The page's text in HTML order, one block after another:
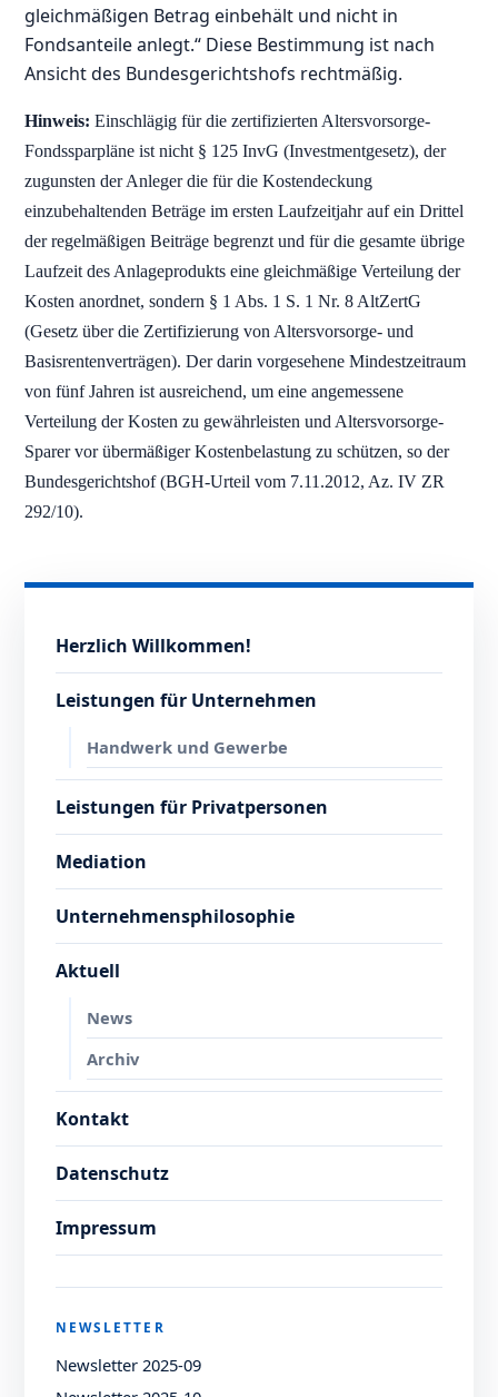
gleichmäßigen Betrag einbehält und nicht in
Fondsanteile anlegt.“ Diese Bestimmung ist nach
Ansicht des Bundesgerichtshofs rechtmäßig.
Hinweis: Einschlägig für die zertifizierten Altersvorsorge-
Fondssparpläne ist nicht § 125 InvG (Investmentgesetz), der
zugunsten der Anleger die für die Kostendeckung
einzubehaltenden Beträge im ersten Laufzeitjahr auf ein Drittel
der regelmäßigen Beiträge begrenzt und für die gesamte übrige
Laufzeit des Anlageprodukts eine gleichmäßige Verteilung der
Kosten anordnet, sondern § 1 Abs. 1 S. 1 Nr. 8 AltZertG
(Gesetz über die Zertifizierung von Altersvorsorge- und
Basisrentenverträgen). Der darin vorgesehene Mindestzeitraum
von fünf Jahren ist ausreichend, um eine angemessene
Verteilung der Kosten zu gewährleisten und Altersvorsorge-
Sparer vor übermäßiger Kostenbelastung zu schützen, so der
Bundesgerichtshof (BGH-Urteil vom 7.11.2012, Az. IV ZR
292/10).
Herzlich Willkommen!
Leistungen für Unternehmen
Handwerk und Gewerbe
Leistungen für Privatpersonen
Mediation
Unternehmensphilosophie
Aktuell
News
Archiv
Kontakt
Datenschutz
Impressum
NEWSLETTER
Newsletter 2025-09